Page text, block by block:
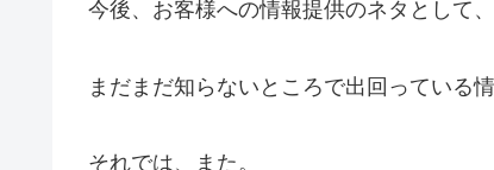
今後、お客様への情報提供のネタとして
まだまだ知らないところで出回っている
それでは、また。